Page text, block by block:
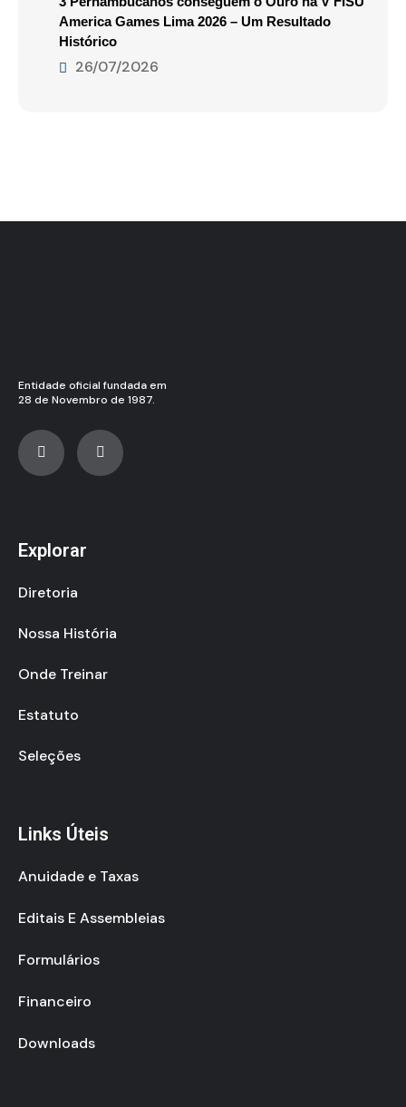
America Games Lima 2026 – Um Resultado
Histórico
26/07/2026
Entidade oficial fundada em
28 de Novembro de 1987.
Explorar
Diretoria
Nossa História
Onde Treinar
Estatuto
Seleções
Links Úteis
Anuidade e Taxas
Editais E Assembleias
Formulários
Financeiro
Downloads